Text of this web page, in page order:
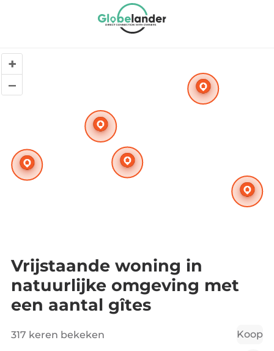
+
–
Vrijstaande woning in
natuurlijke omgeving met
een aantal gîtes
317 keren bekeken
Koop